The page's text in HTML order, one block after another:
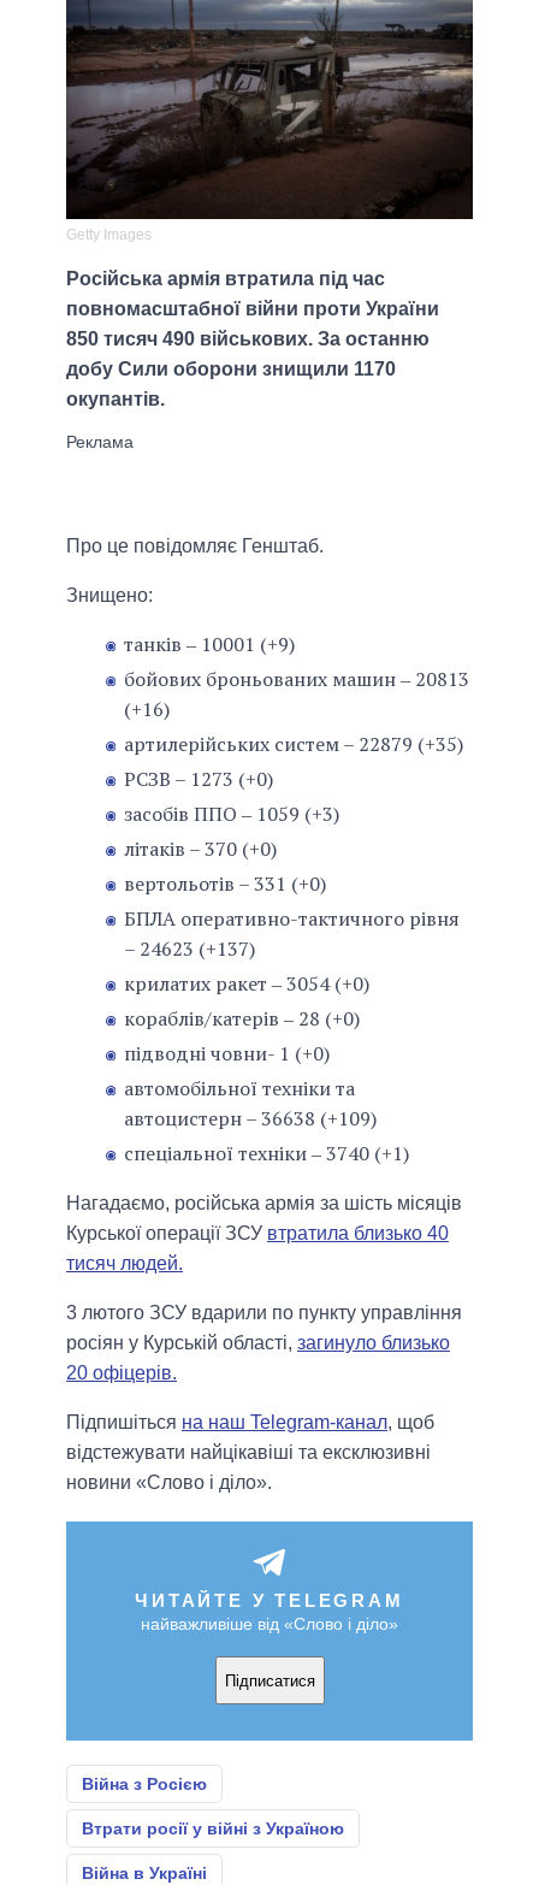
Getty Images
Російська армія втратила під час
повномасштабної війни проти України
850 тисяч 490 військових. За останню
добу Сили оборони знищили 1170
окупантів.
Про це повідомляє Генштаб.
Знищено:
танків ‒ 10001 (+9)
бойових броньованих машин ‒ 20813
(+16)
артилерійських систем – 22879 (+35)
РСЗВ – 1273 (+0)
засобів ППО ‒ 1059 (+3)
літаків – 370 (+0)
вертольотів – 331 (+0)
БПЛА оперативно-тактичного рівня
– 24623 (+137)
крилатих ракет ‒ 3054 (+0)
кораблів/катерів ‒ 28 (+0)
підводні човни- 1 (+0)
автомобільної техніки та
автоцистерн – 36638 (+109)
спеціальної техніки ‒ 3740 (+1)
Нагадаємо, російська армія за шість місяців
Курської операції ЗСУ втратила близько 40
тисяч людей.
3 лютого ЗСУ вдарили по пункту управління
росіян у Курській області, загинуло близько
20 офіцерів.
Підпишіться на наш Telegram-канал, щоб
відстежувати найцікавіші та ексклюзивні
новини «Слово і діло».
ЧИТАЙТЕ У TELEGRAM
найважливіше від «Слово і діло»
Підписатися
Війна з Росією
Втрати росії у війні з Україною
Війна в Україні